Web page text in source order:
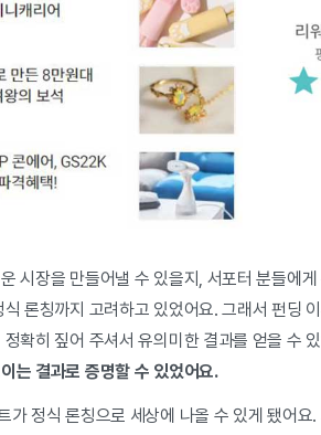
시장을 만들어낼 수 있을지, 서포터 분들에
론칭까지 고려하고 있었어요. 그래서 펀딩
확히 짚어 주셔서 유의미한 결과를 얻을 수
는 결과로 증명할 수 있었어요.
가 정식 론칭으로 세상에 나올 수 있게 됐어